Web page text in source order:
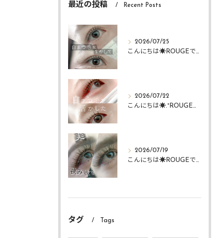
最近の投稿 Recent Posts
2026/07/25
こんにちは☀️ROUGEですᴗ ᴗ͈
2026/07/22
こんにちは☀️.°ROUGEですᴗ ᴗ͈
2026/07/19
こんにちは☀️ROUGEですᴗ ᴗ͈
タグ Tags